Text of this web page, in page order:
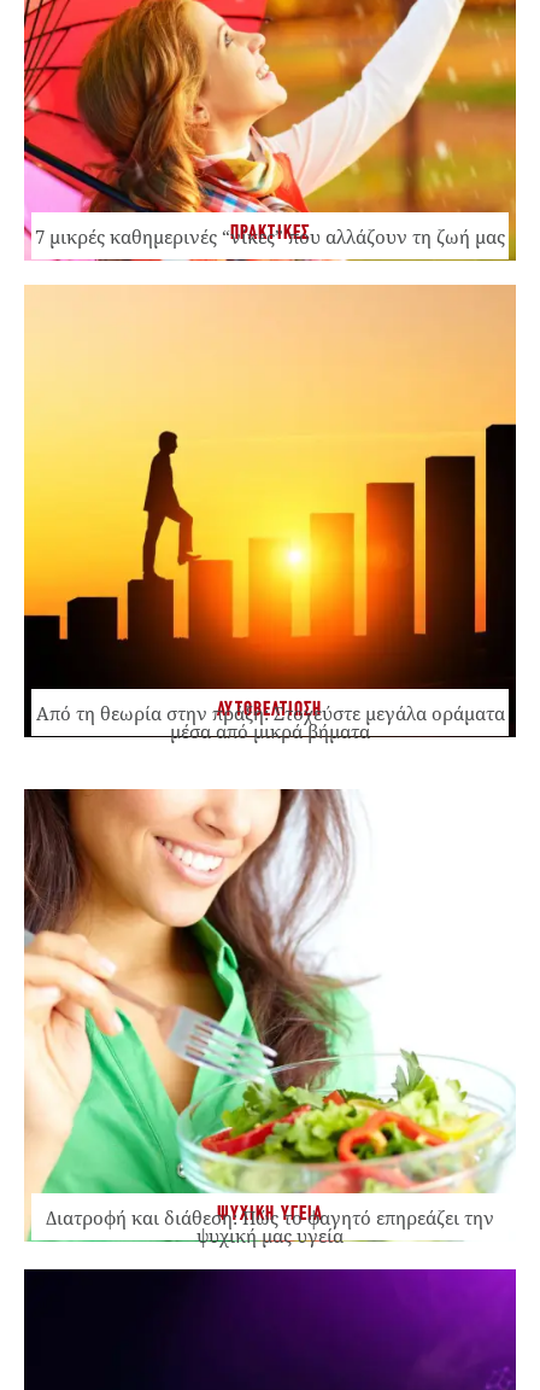
ΠΡΑΚΤΙΚΕΣ
7 μικρές καθημερινές “νίκες” που αλλάζουν τη ζωή μας
ΑΥΤΟΒΕΛΤΙΩΣΗ
Από τη θεωρία στην πράξη: Στοχεύστε μεγάλα οράματα
μέσα από μικρά βήματα
ΨΥΧΙΚΗ ΥΓΕΙΑ
Διατροφή και διάθεση: Πώς το φαγητό επηρεάζει την
ψυχική μας υγεία